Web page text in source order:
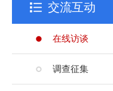
交流互动
在线访谈
调查征集